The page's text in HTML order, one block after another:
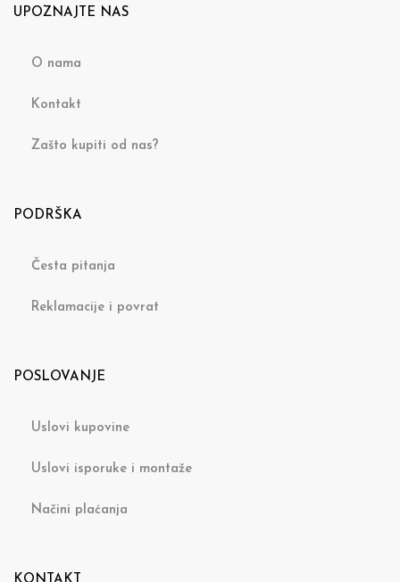
UPOZNAJTE NAS
O nama
Kontakt
Zašto kupiti od nas?
PODRŠKA
Česta pitanja
Reklamacije i povrat
POSLOVANJE
Uslovi kupovine
Uslovi isporuke i montaže
Načini plaćanja